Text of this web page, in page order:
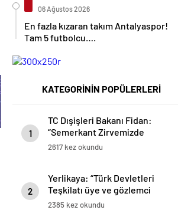
06 Ağustos 2026
En fazla kızaran takım Antalyaspor!
Tam 5 futbolcu….
KATEGORİNİN POPÜLERLERİ
1
TC Dışişleri Bakanı Fidan:
“Semerkant Zirvemizde
Teşkilatımıza gözlemci üye
parçasıdır”
2617 kez okundu
2
Yerlikaya: “Türk Devletleri
Teşkilatı üye ve gözlemci
ülkeleri olarak suçla ve suç
2385 kez okundu